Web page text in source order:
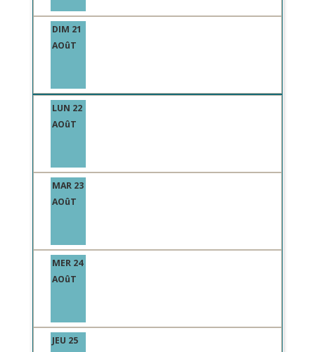
DIM 21
AOûT
LUN 22
AOûT
MAR 23
AOûT
MER 24
AOûT
JEU 25